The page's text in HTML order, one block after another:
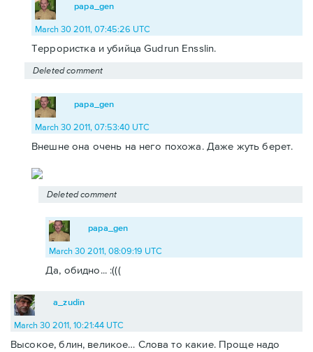
papa_gen
March 30 2011, 07:45:26 UTC
Террористка и убийца Gudrun Ensslin.
Deleted comment
papa_gen
March 30 2011, 07:53:40 UTC
Внешне она очень на него похожа. Даже жуть берет.
Deleted comment
papa_gen
March 30 2011, 08:09:19 UTC
Да, обидно... :(((
a_zudin
March 30 2011, 10:21:44 UTC
Высокое, блин, великое… Слова то какие. Проще надо